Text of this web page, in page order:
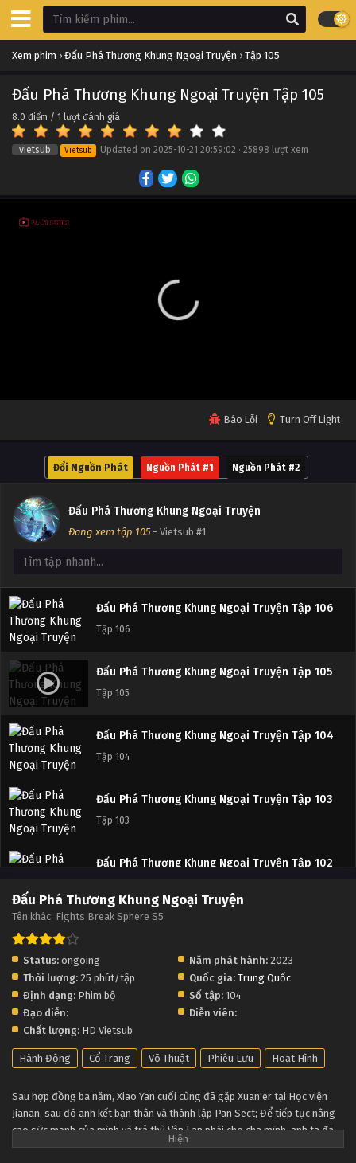
Xem phim › Đấu Phá Thương Khung Ngoại Truyện › Tập 105
Đấu Phá Thương Khung Ngoại Truyện Tập 105
8.0 điểm / 1 lượt đánh giá
vietsub Vietsub Updated on 2025-10-21 20:59:02 · 25898 lượt xem
Báo Lỗi Turn Off Light
Đổi Nguồn Phát Nguồn Phát #1 Nguồn Phát #2
Đấu Phá Thương Khung Ngoại Truyện
Đang xem tập 105- Vietsub #1
Đấu Phá Thương Khung Ngoại Truyện Tập 115
Tập 115
Đấu Phá Thương Khung Ngoại Truyện Tập 114
Tập 114
Đấu Phá Thương Khung Ngoại Truyện Tập 111
Đấu Phá Thương Khung Ngoại Truyện Tập 109
Đấu Phá Thương Khung Ngoại Truyện Tập 108
Tập 107
Đấu Phá Thương Khung Ngoại Truyện Tập 106
Tập 106
Đấu Phá Thương Khung Ngoại Truyện Tập 105
Tập 105
Đấu Phá Thương Khung Ngoại Truyện Tập 104
Tập 104
Đấu Phá Thương Khung Ngoại Truyện Tập 103
Tập 103
Đấu Phá Thương Khung Ngoại Truyện Tập 102
Đấu Phá Thương Khung Ngoại Truyện Tập 101
Đấu Phá Thương Khung Ngoại Truyện Tập 100
Đấu Phá Thương Khung Ngoại Truyện Tập 99
Đấu Phá Thương Khung Ngoại Truyện Tập 98
Đấu Phá Thương Khung Ngoại Truyện
Tên khác: Fights Break Sphere S5
Status: ongoing Năm phát hành: 2023
Thời lượng: 25 phút/tập Quốc gia: Trung Quốc
Định dạng: Phim bộ Số tập: 104
Đạo diễn:
Diễn viên:
Chất lượng: HD Vietsub
Hành Động Cổ Trang Võ Thuật Phiêu Lưu Hoạt Hình
Sau hợp đồng ba năm, Xiao Yan cuối cùng đã gặp Xuan'er tại Học viện
Jianan, sau đó anh kết bạn thân và thành lập Pan Sect; Để tiếp tục nâng
cao sức mạnh của mình và trả thù Vân Lan phái cho cha mình, anh ta đã
đi sâu vào Tháp khí đốt thiên đường để nuốt chửng Fallen Heart Yan